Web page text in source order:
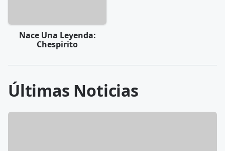
Nace Una Leyenda:
Chespirito
Últimas Noticias